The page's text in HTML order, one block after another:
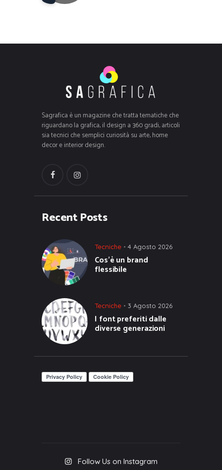
Sagrafica è un magazine che tratta tematiche che
riguardano la grafica, il design a 360 gradi, articoli
sia tecnici che semplici curiosità su arte, home
decor e interior design.
Recent Posts
Tecniche 4 Agosto 2026
Cos’è un brand
flessibile
Tecniche 3 Agosto 2026
I font preferiti dalle
diverse generazioni
Follow Us on Instagram